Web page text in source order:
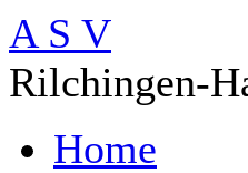
A S V
Rilchingen-
Home